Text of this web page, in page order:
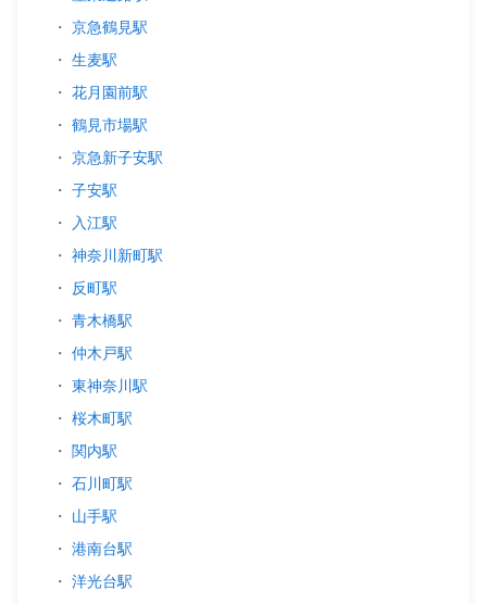
・ 京急鶴見駅
・ 生麦駅
・ 花月園前駅
・ 鶴見市場駅
・ 京急新子安駅
・ 子安駅
・
入江駅
・ 神奈川新町駅
・
反町駅
・ 青木橋駅
・ 仲木戸駅
・ 東神奈川駅
・ 桜木町駅
・ 関内駅
・ 石川町駅
・ 山手駅
・ 港南台駅
・ 洋光台駅